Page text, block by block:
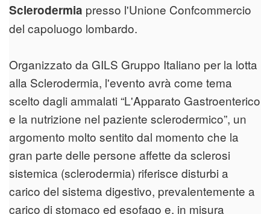
Sclerodermia presso l'Unione Confcommercio
del capoluogo lombardo.
Organizzato da GILS Gruppo Italiano per la lotta
alla Sclerodermia, l'evento avrà come tema
scelto dagli ammalati “L'Apparato Gastroenterico
e la nutrizione nel paziente sclerodermico”, un
argomento molto sentito dal momento che la
gran parte delle persone affette da sclerosi
sistemica (sclerodermia) riferisce disturbi a
carico del sistema digestivo, prevalentemente a
carico di stomaco ed esofago e, in misura